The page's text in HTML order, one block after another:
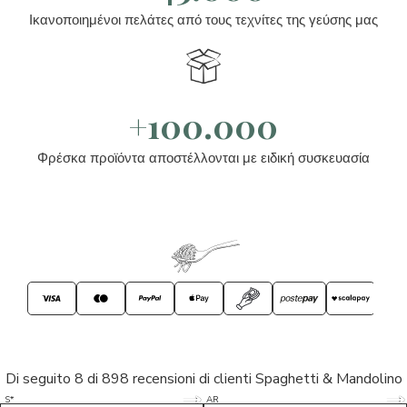
Ικανοποιημένοι πελάτες από τους τεχνίτες της γεύσης μας
+100.000
Φρέσκα προϊόντα αποστέλλονται με ειδική συσκευασία
Di seguito 8 di 898 recensioni di clienti Spaghetti & Mandolino
S* 5/5 AR 5/5